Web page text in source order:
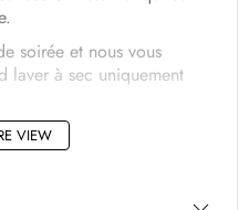
soirée et nous vous
laver à sec uniquement
VIEW